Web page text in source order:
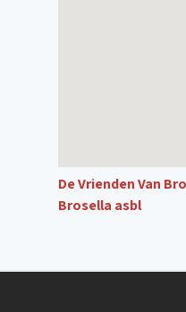
De Vrienden Van
Brosella asbl